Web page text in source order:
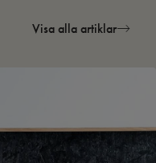
Visa alla artiklar